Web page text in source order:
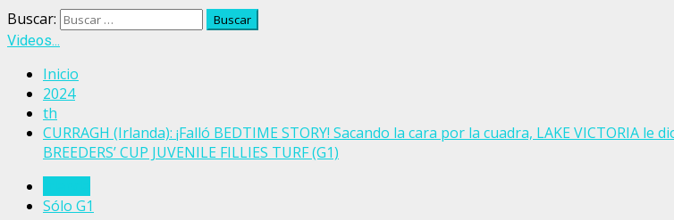
Buscar:
Videos...
Inicio
2024
th
CURRAGH (Irlanda): ¡Falló BEDTIME STORY! Sacando la cara por la cuadra, LAKE VICTORIA le
BREEDERS’ CUP JUVENILE FILLIES TURF (G1)
Sólo G1